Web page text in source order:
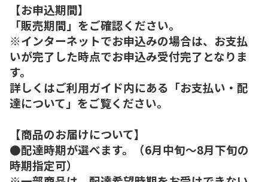
【お申込期間】
「販売期間」をご確認ください。
※インターネットでお申込みの場合は、お支払
いが完了した時点でお申込み受付完了となりま
す。
詳しくはご利用ガイド内にある「お支払い・配
達について」をご覧ください。
【商品のお届けについて】
●配達時期が選べます。（6月中旬～8月下旬の
時期指定可）